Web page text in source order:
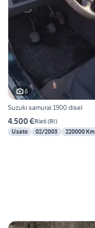
6
Suzuki samurai 1900 disel
4.500 €Rieti(RI)
Usato
02/2003 220000 Km